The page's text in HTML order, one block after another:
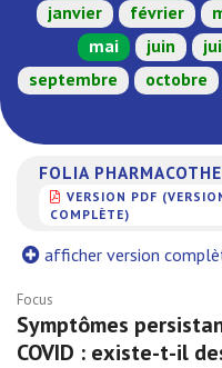
janvier février
mai
juin
septembre
octobre
FOLIA
VERSION PDF
COMPLÈTE)
afficher version
Focus
Symptômes
COVID : existe-t-il